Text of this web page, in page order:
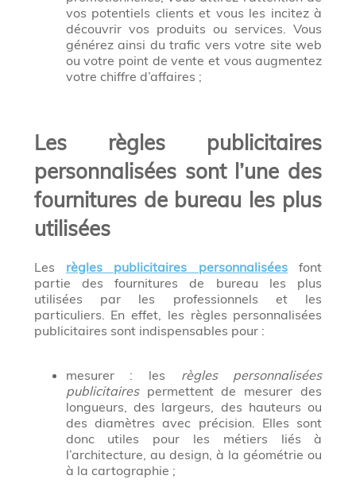
vos potentiels clients et vous les incitez à
découvrir vos produits ou services. Vous
générez ainsi du trafic vers votre site web
ou votre point de vente et vous augmentez
votre chiffre d’affaires ;
Les règles publicitaires
personnalisées sont l’une des
fournitures de bureau les plus
utilisées
Les règles publicitaires personnaliséesfont
partie des fournitures de bureau les plus
utilisées par les professionnels et les
particuliers. En effet, les règles personnalisées
publicitaires sont indispensables pour :
mesurer : les règles personnalisées
publicitairespermettent de mesurer des
longueurs, des largeurs, des hauteurs ou
des diamètres avec précision. Elles sont
donc utiles pour les métiers liés à
l’architecture, au design, à la géométrie ou
à la cartographie ;